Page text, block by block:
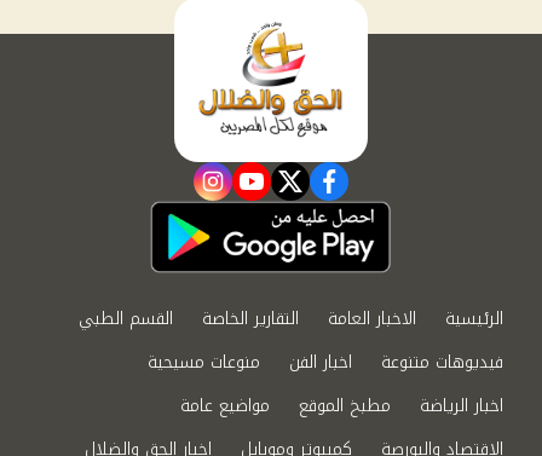
facebook
twitter
youtube
instagram
الرئيسية الاخبار العامة التقارير الخاصة
القسم الطبي
فيديوهات متنوعة
اخبار الفن
منوعات مسيحية
اخبار الرياضة
مطبخ الموقع
مواضيع عامة
الاقتصاد والبورصة
كمبيوتر وموبايل اخبار الحق والضلال